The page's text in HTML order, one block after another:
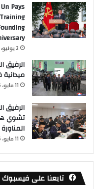
Pays
2 يونيو، 2026
الرفيق
11 مايو، 2026
الرفيق
تشوي
المناورة
11 مايو، 2026
تابعنا على فيسبوك